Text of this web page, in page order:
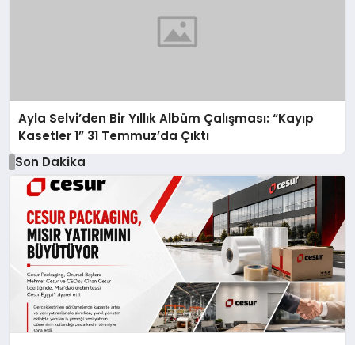
Ayla Selvi’den Bir Yıllık Albüm Çalışması: “Kayıp
Kasetler 1” 31 Temmuz’da Çıktı
Son Dakika